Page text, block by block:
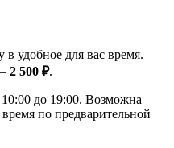
в удобное для вас время.
2 500 ₽.
до 19:00. Возможна
по предварительной